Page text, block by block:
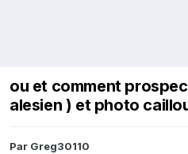
ou et comment
alesien ) et photo
Par Greg30110